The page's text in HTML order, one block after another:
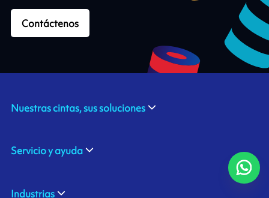
Contáctenos
Nuestras cintas, sus soluciones
Servicio y ayuda
Industrias